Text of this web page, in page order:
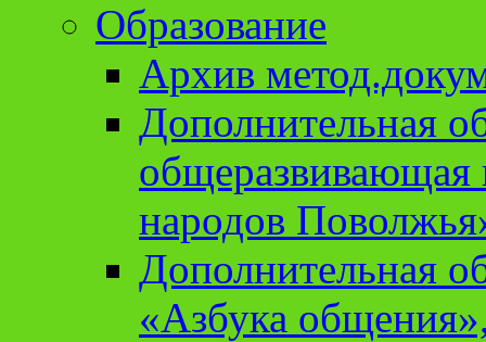
Образование
Архив
Дополнительная
народов
Дополнительная
«Азбука